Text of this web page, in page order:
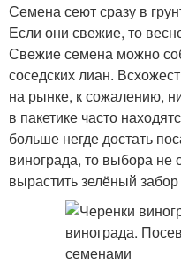
Семена сеют сразу в
Если они свежие, то
Свежие семена можно
соседских лиан.
на рынке, к сожалению,
в пакетике часто
больше негде достать
винограда, то выбора не
вырастить зелёный